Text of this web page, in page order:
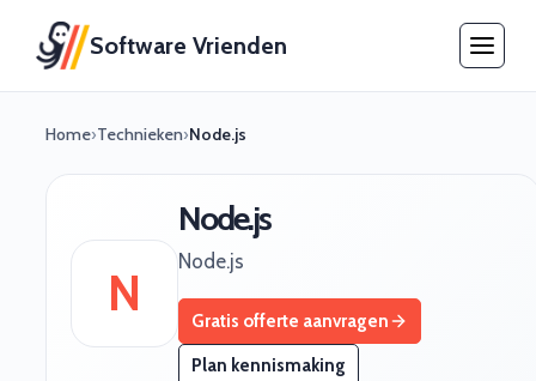
Software Vrienden
Home›Technieken›Node.js
N
Node.js
Node.js
Gratis offerte aanvragen
Plan kennismaking